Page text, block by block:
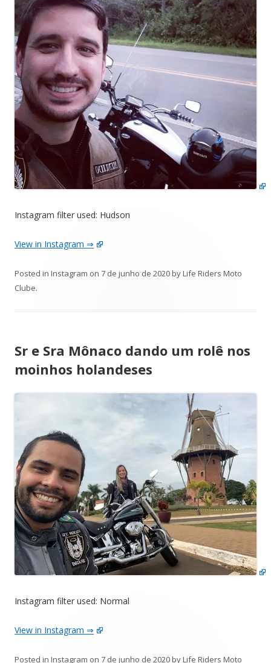
Instagram filter used: Hudson
View in Instagram ⇒
Posted in Instagram on 7 de junho de 2020byLife Riders Moto
Clube.
Sr e Sra Mônaco dando um rolê nos
moinhos holandeses
Instagram filter used: Normal
View in Instagram ⇒
Posted in Instagram on 7 de junho de 2020byLife Riders Moto